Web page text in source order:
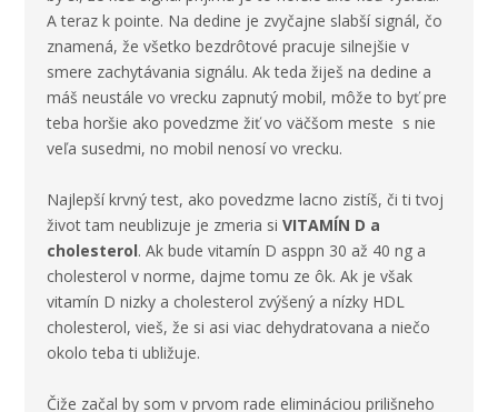
A teraz k pointe. Na dedine je zvyčajne slabší signál, čo
znamená, že všetko bezdrôtové pracuje silnejšie v
smere zachytávania signálu. Ak teda žiješ na dedine a
máš neustále vo vrecku zapnutý mobil, môže to byť pre
teba horšie ako povedzme žiť vo väčšom meste s nie
veľa susedmi, no mobil nenosí vo vrecku.
Najlepší krvný test, ako povedzme lacno zistíš, či ti tvoj
život tam neublizuje je zmeria siVITAMÍN D a
cholesterol. Ak bude vitamín D asppn 30 až 40 ng a
cholesterol v norme, dajme tomu ze ôk. Ak je však
vitamín D nizky a cholesterol zvýšený a nízky HDL
cholesterol, vieš, že si asi viac dehydratovana a niečo
okolo teba ti ubližuje.
Čiže začal by som v prvom rade elimináciou prilišneho